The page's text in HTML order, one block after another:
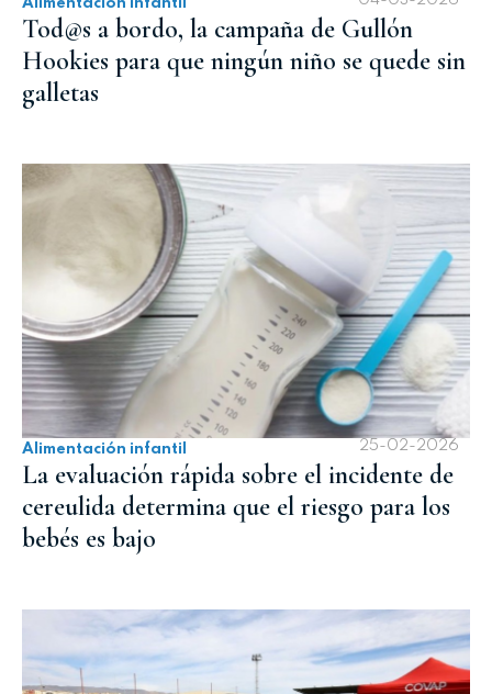
Tod@s a bordo, la campaña de Gullón
Hookies para que ningún niño se quede sin
galletas
Alimentación infantil 25-02-2026
La evaluación rápida sobre el incidente de
cereulida determina que el riesgo para los
bebés es bajo